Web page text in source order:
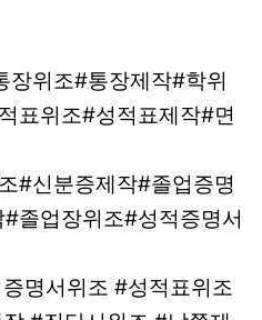
위조#통장제작#학위
표위조#성적표제작#면
#신분증제작#졸업증명
졸업장위조#성적증명서
명서위조 #성적표위조